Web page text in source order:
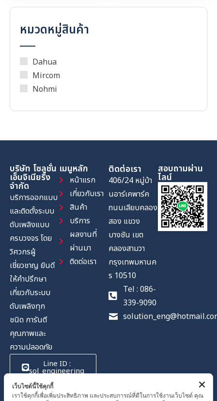
หมวดหมู่สินค้า
Dahua
Mircom
Nohmi
บริษัท โซลูชั่น
เอ็นจิเนียริ่ง
จำกัด
บริการออกแบบ
และติดตั้งระบบ
ดับเพลิงแบบ
ครบวงจร โดย
วิศวกรผู้
เชี่ยวชาญ ยินดี
ให้คำปรึกษา
เกี่ยวกับระบบ
ดับเพลิงทุก
ชนิด การันตี
คุณภาพและ
ความปลอดภัย
Line ID :
sol_engineering
เมนูหลัก
หน้าแรก
เกี่ยวกับเรา
สินค้า
บริการ
ผลงานที่
ผ่านมา
ติดต่อเรา
ติดต่อเรา
406/24 หมู่บ้า
นอาร์เคพาร์ค
ถนนเลียบคลอง
สอง แขวง
บางชัน เขต
คลองสามวา
กรุงเทพมหานค
ร 10510
Tel : 086-
339-9090
สอบถามผ่าน
ไลน์
เว็บไซต์นี้ใช้คุกกี้
เราใช้คุกกี้เพื่อเพิ่มประสิทธิภาพ และประสบการณ์ที่ดีในการใช้งานเว็บไซต์ คุณ